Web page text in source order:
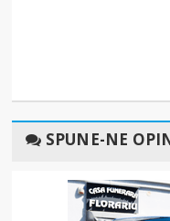
SPUNE-NE